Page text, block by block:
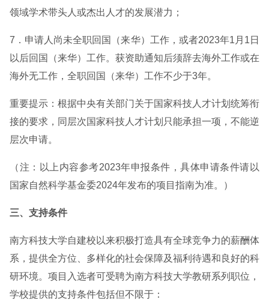
领域学术带头人或杰出人才的发展潜力；
7．申请人尚未全职回国（来华）工作，或者2023年1月1日
以后回国（来华）工作。获资助通知后须辞去海外工作或在
海外无工作，全职回国（来华）工作不少于3年。
重要提示：根据中央有关部门关于国家科技人才计划统筹衔
接的要求，同层次国家科技人才计划只能承担一项，不能逆
层次申请。
（注：以上内容参考2023年申报条件，具体申请条件请以
国家自然科学基金委2024年发布的项目指南为准。）
三、支持条件
南方科技大学自建校以来积极打造具有全球竞争力的薪酬体
系，提供全方位、多样化的社会保障及福利待遇和良好的科
研环境。项目入选者可受聘为南方科技大学教研系列职位，
学校提供的支持条件包括但不限于：